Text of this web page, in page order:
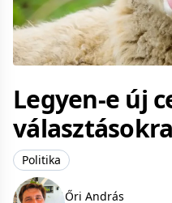
Legyen-e új
Politika
Őri András